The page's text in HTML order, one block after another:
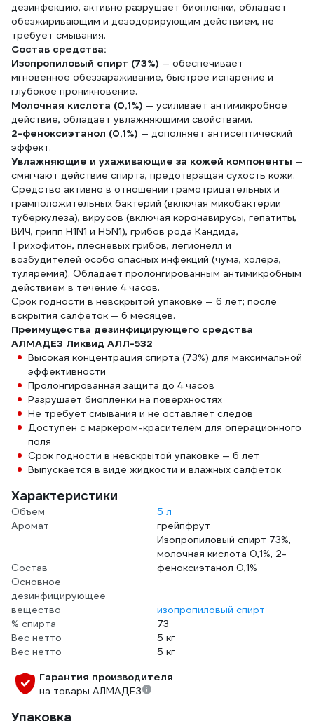
дезинфекцию, активно разрушает биопленки, обладает
обезжиривающим и дезодорирующим действием, не
требует смывания.
Состав средства:
Изопропиловый спирт (73%) — обеспечивает
мгновенное обеззараживание, быстрое испарение и
глубокое проникновение.
Молочная кислота (0,1%) — усиливает антимикробное
действие, обладает увлажняющими свойствами.
2-феноксиэтанол (0,1%) — дополняет антисептический
эффект.
Увлажняющие и ухаживающие за кожей компоненты —
смягчают действие спирта, предотвращая сухость кожи.
Средство активно в отношении грамотрицательных и
грамположительных бактерий (включая микобактерии
туберкулеза), вирусов (включая коронавирусы, гепатиты,
ВИЧ, грипп H1N1 и H5N1), грибов рода Кандида,
Трихофитон, плесневых грибов, легионелл и
возбудителей особо опасных инфекций (чума, холера,
туляремия). Обладает пролонгированным антимикробным
действием в течение 4 часов.
Срок годности в невскрытой упаковке — 6 лет; после
вскрытия салфеток — 6 месяцев.
Преимущества дезинфицирующего средства
АЛМАДЕЗ Ликвид АЛЛ-532
Высокая концентрация спирта (73%) для максимальной
эффективности
Пролонгированная защита до 4 часов
Разрушает биопленки на поверхностях
Не требует смывания и не оставляет следов
Доступен с маркером-красителем для операционного
поля
Срок годности в невскрытой упаковке — 6 лет
Выпускается в виде жидкости и влажных салфеток
Характеристики
Объем
5 л
Аромат
грейпфрут
Состав
Изопропиловый спирт 73%,
молочная кислота 0,1%, 2-
феноксиэтанол 0,1%
Основное
дезинфицирующее
вещество
изопропиловый спирт
% спирта
73
Вес нетто
5 кг
Вес нетто
5 кг
Гарантия производителя
на товары АЛМАДЕЗ
Упаковка